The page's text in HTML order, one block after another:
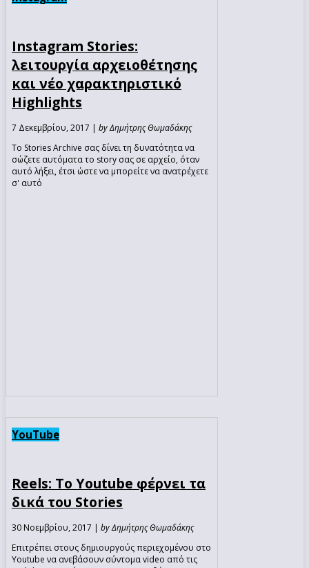
Instagram Stories:
λειτουργία αρχειοθέτησης
και νέο χαρακτηριστικό
Highlights
7 Δεκεμβρίου, 2017 | by Δημήτρης Θωμαδάκης
Το Stories Archive σας δίνει τη δυνατότητα να
σώζετε αυτόματα το story σας σε αρχείο, όταν
αυτό λήξει, έτσι ώστε να μπορείτε να ανατρέχετε
σ' αυτό
YouTube
Reels: Το Youtube φέρνει τα
δικά του Stories
30 Νοεμβρίου, 2017 | by Δημήτρης Θωμαδάκης
Επιτρέπει στους δημιουργούς περιεχομένου στο
Youtube να ανεβάσουν σύντομα video από τις